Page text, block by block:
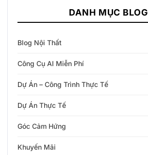
DANH MỤC BLOG
Blog Nội Thất
Công Cụ AI Miễn Phí
Dự Án – Công Trình Thực Tế
Dự Án Thực Tế
Góc Cảm Hứng
Khuyến Mãi